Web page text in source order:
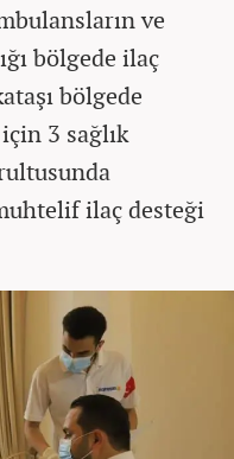
ve
bölgede ilaç
bölgede
3 sağlık
ilaç desteği